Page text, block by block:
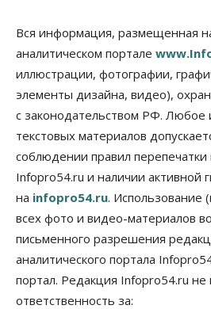
07 Августа 2026, 12:35
Общество
Синоптики рассказали о
на выходных
07 Августа 2026, 12:00
Жители Новосибирска смогут
повысить свою пенсию
07 Августа 2026, 11:30
Общество
Деньгами будут
школах Новосибирской
инициативное
07 Августа 2026, 11:00
Вся информация, размещенная
аналитическом портале
иллюстрации, фотографии,
элементы дизайна, видео),
с законодательством РФ. Любое
текстовых материалов
соблюдении правил
Infopro54.ru и наличии активной
на infopro54.ru. Использование
всех фото и видео-материалов
письменного разрешения
аналитического портала
портал. Редакция Infopro54.ru не
ответственность за: